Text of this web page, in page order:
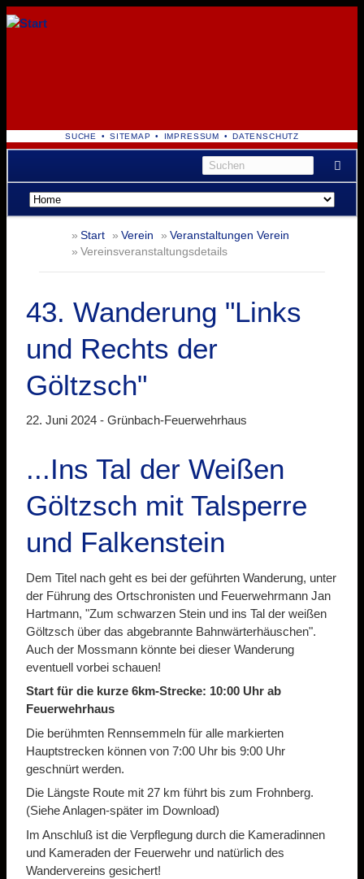
NAVIGATION
ÜBERSPRINGEN
SUCHE SITEMAP IMPRESSUM DATENSCHUTZ
Navigation
überspringen
Start Verein
Veranstaltungen Verein
Vereinsveranstaltungsdetails
43. Wanderung "Links
und Rechts der
Göltzsch"
22. Juni 2024 - Grünbach-Feuerwehrhaus
...Ins Tal der Weißen
Göltzsch mit Talsperre
und Falkenstein
Dem Titel nach geht es bei der geführten Wanderung, unter
der Führung des Ortschronisten und Feuerwehrmann Jan
Hartmann, "Zum schwarzen Stein und ins Tal der weißen
Göltzsch über das abgebrannte Bahnwärterhäuschen".
Auch der Mossmann könnte bei dieser Wanderung
eventuell vorbei schauen!
Start für die kurze 6km-Strecke: 10:00 Uhr ab
Feuerwehrhaus
Die berühmten Rennsemmeln für alle markierten
Hauptstrecken können von 7:00 Uhr bis 9:00 Uhr
geschnürt werden.
Die Längste Route mit 27 km führt bis zum Frohnberg.
(Siehe Anlagen-später im Download)
Im Anschluß ist die Verpflegung durch die Kameradinnen
und Kameraden der Feuerwehr und natürlich des
Wandervereins gesichert!